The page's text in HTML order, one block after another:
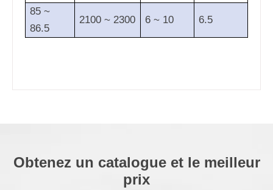
85 ~
86.5
2100 ~ 2300 6 ~ 10 6.5
Obtenez un catalogue et le meilleur
prix